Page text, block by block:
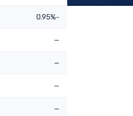
-0.95%
—
—
—
—